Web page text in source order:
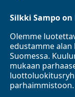
Silkki Sampo
Olemme
edustamme alan
Suomessa.
mukaan